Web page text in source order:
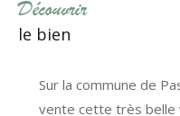
découvrir
le bien
Sur la commune de
vente cette très belle